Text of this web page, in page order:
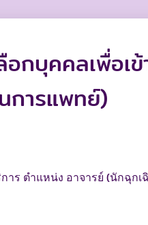
กบุคคลเพื่อเ
การแพทย์)
าร ตำแหน่ง อาจารย์ (นักฉุก